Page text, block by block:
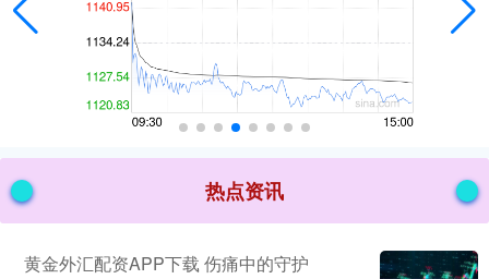
热点资讯
黄金外汇配资APP下载 伤痛中的守护